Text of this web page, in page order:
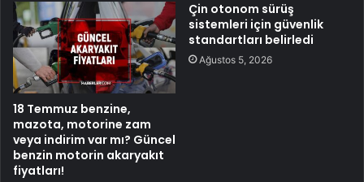
18 Temmuz benzine,
mazota, motorine zam
veya indirim var mı? Güncel
benzin motorin akaryakıt
fiyatları!
Çin otonom sürüş
sistemleri için güvenlik
standartları belirledi
Ağustos 5, 2026